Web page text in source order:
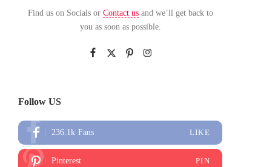
Find us on Socials or Contact usand we’ll get back to
you as soon as possible.
Follow US
236.1k Fans LIKE
Pinterest PIN